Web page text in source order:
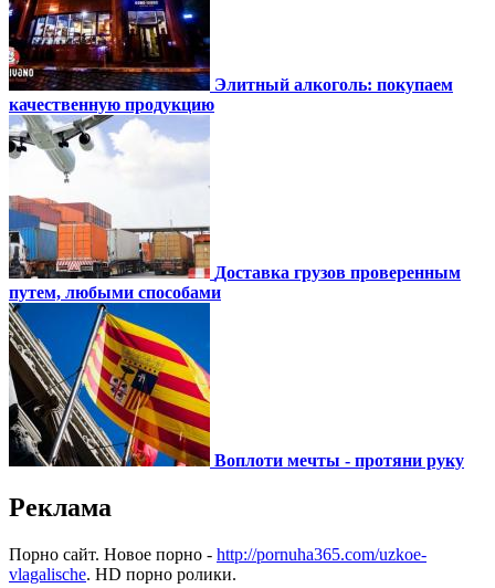
Элитный алкоголь: покупаем
качественную продукцию
Доставка грузов проверенным
путем, любыми способами
Воплоти мечты - протяни руку
Реклама
Порно сайт. Новое порно - http://pornuha365.com/uzkoe-
vlagalische. HD порно ролики.